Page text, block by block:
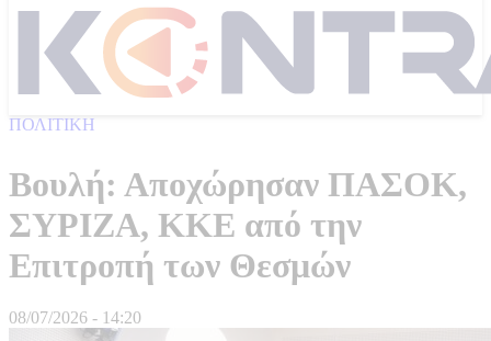
ΠΟΛΙΤΙΚΗ
Βουλή: Αποχώρησαν ΠΑΣΟΚ,
ΣΥΡΙΖΑ, ΚΚΕ από την
Επιτροπή των Θεσμών
08/07/2026 - 14:20